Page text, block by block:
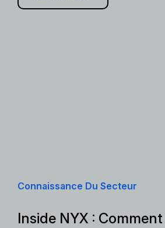
Connaissance Du Secteur
Inside NYX :